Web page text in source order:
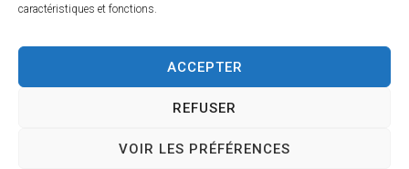
caractéristiques et fonctions.
ACCEPTER
REFUSER
VOIR LES PRÉFÉRENCES
Contacter la mairie
Du lundi au vendredi
de 8h30 à 12h30 et de 13h45 à 17h30
AccessibilitéPlan du siteConfidentialité